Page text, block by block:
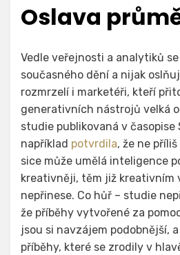
Oslava
Vedle veřejnosti a analytiků
současného dění a nijak
rozmrzelí i marketéři, kteří
generativních nástrojů velká
studie publikovaná v časopise
například potvrdila, že ne
sice může umělá inteligence
kreativněji, těm již kreativním
nepřinese. Co hůř – studie
že příběhy vytvořené za
jsou si navzájem podobnější,
příběhy, které se zrodily v